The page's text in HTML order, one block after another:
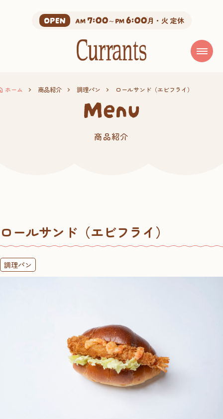
OPEN AM 7:00～PM6:00月・火 定休
ホーム 商品紹介 調理パン ロールサンド（エビフライ）
menu
商品紹介
ロールサンド（エビフライ）
調理パン